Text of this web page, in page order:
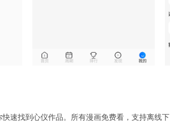
速找到心仪作品。所有漫画免费看，支持离线下